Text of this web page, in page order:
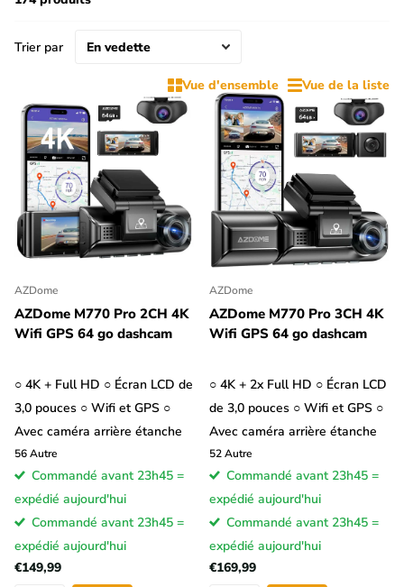
caméra arrière pour ta Kia. Les dashcam 2CH avec caméra
arrière disposent d'une caméra de recul que tu peux placer sur
la vitre arrière ou le pare-chocs. Si la dashcam est équipée d'un
écran LCD, elle sert également de caméra de recul. Filtre les
dashcam par '2CH' et 'Avec écran LCD' pour afficher les
dashcam qui peuvent servir de caméra de recul pour ta Kia.
Vue d'ensemble Vue de la liste
Trier par
AZDome
AZDome M770 Pro 2CH 4K
Wifi GPS 64 go dashcam
○ 4K + Full HD ○ Écran LCD de
3,0 pouces ○ Wifi et GPS ○
Avec caméra arrière étanche
56Autre
Commandé avant 23h45 =
expédié aujourd'hui
Commandé avant 23h45 =
expédié aujourd'hui
€149,99
AZDome
AZDome M770 Pro 3CH 4K
Wifi GPS 64 go dashcam
○ 4K + 2x Full HD ○ Écran LCD
de 3,0 pouces ○ Wifi et GPS ○
Avec caméra arrière étanche
52Autre
Commandé avant 23h45 =
expédié aujourd'hui
Commandé avant 23h45 =
expédié aujourd'hui
€169,99